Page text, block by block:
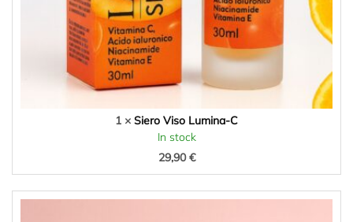
1 × Siero Viso Lumina-C
In stock
29,90€